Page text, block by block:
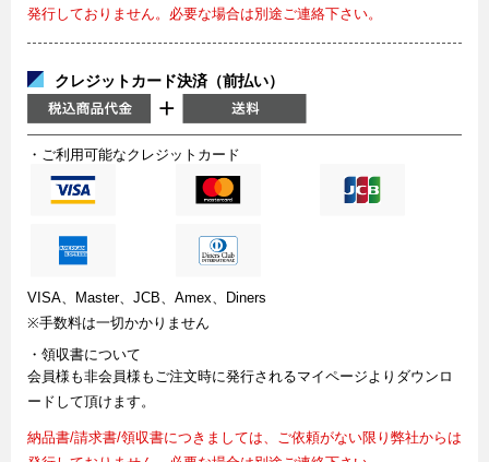
発行しておりません。必要な場合は別途ご連絡下さい。
クレジットカード決済（前払い）
・ご利用可能なクレジットカード
VISA、Master、JCB、Amex、Diners
※手数料は一切かかりません
・領収書について
会員様も非会員様もご注文時に発行されるマイページよりダウンロ
ードして頂けます。
納品書/請求書/領収書につきましては、ご依頼がない限り弊社からは